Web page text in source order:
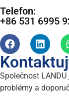
Telefon:
+86 531 6995
Společnost
problémy a